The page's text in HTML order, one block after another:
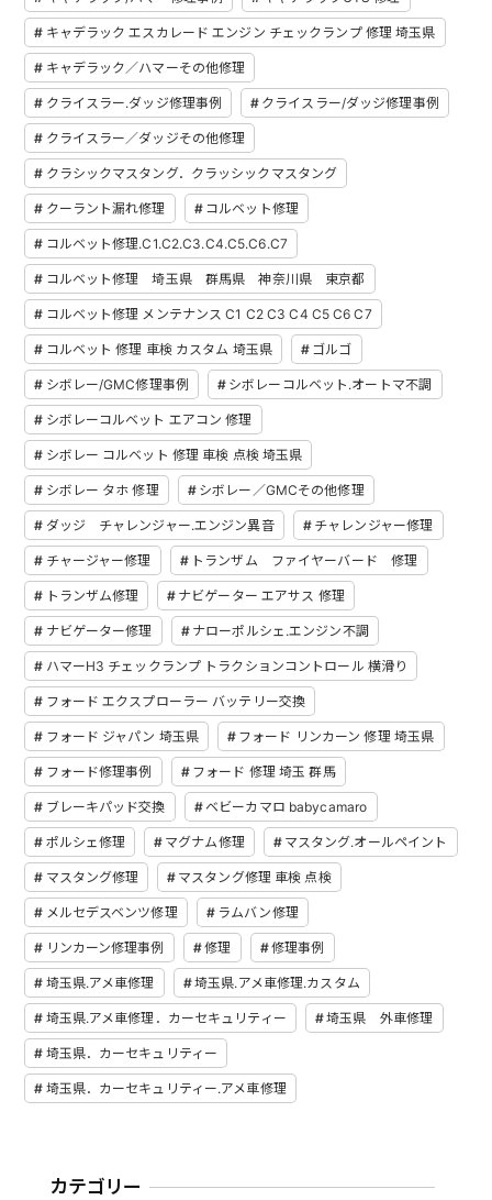
キャデラック エスカレード エンジン チェックランプ 修理 埼玉県
キャデラック／ハマーその他修理
クライスラー.ダッジ修理事例 クライスラー/ダッジ修理事例
クライスラー／ダッジその他修理
クラシックマスタング．クラッシックマスタング
クーラント漏れ修理 コルベット修理
コルベット修理.C1.C2.C3.C4.C5.C6.C7
コルベット修理 埼玉県 群馬県 神奈川県 東京都
コルベット修理 メンテナンス C1 C2 C3 C4 C5 C6 C7
コルベット 修理 車検 カスタム 埼玉県 ゴルゴ
シボレー/GMC修理事例 シボレーコルベット.オートマ不調
シボレーコルベット エアコン 修理
シボレー コルベット 修理 車検 点検 埼玉県
シボレー タホ 修理 シボレー／GMCその他修理
ダッジ チャレンジャー.エンジン異音 チャレンジャー修理
チャージャー修理 トランザム ファイヤーバード 修理
トランザム修理 ナビゲーター エアサス 修理
ナビゲーター修理 ナローポルシェ.エンジン不調
ハマーH3 チェックランプ トラクションコントロール 横滑り
フォード エクスプローラー バッテリー交換
フォード ジャパン 埼玉県 フォード リンカーン 修理 埼玉県
フォード修理事例 フォード 修理 埼玉 群馬
ブレーキパッド交換 ベビーカマロ babycamaro
ポルシェ修理 マグナム修理 マスタング.オールペイント
マスタング修理 マスタング修理 車検 点検
メルセデスベンツ修理 ラムバン修理
リンカーン修理事例 修理 修理事例
埼玉県.アメ車修理 埼玉県.アメ車修理.カスタム
埼玉県.アメ車修理．カーセキュリティー 埼玉県 外車修理
埼玉県．カーセキュリティー
埼玉県．カーセキュリティー.アメ車修理
カテゴリー